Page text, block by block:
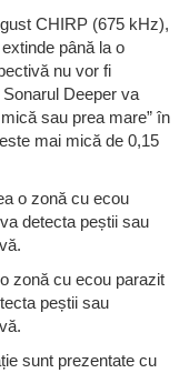
CHIRP (675 kHz),
până la o
nu vor fi
Deeper va
sau prea mare” în
mai mică de 0,15
o zonă cu ecou
detecta peștii sau
zonă cu ecou parazit
peștii sau
sunt prezentate cu